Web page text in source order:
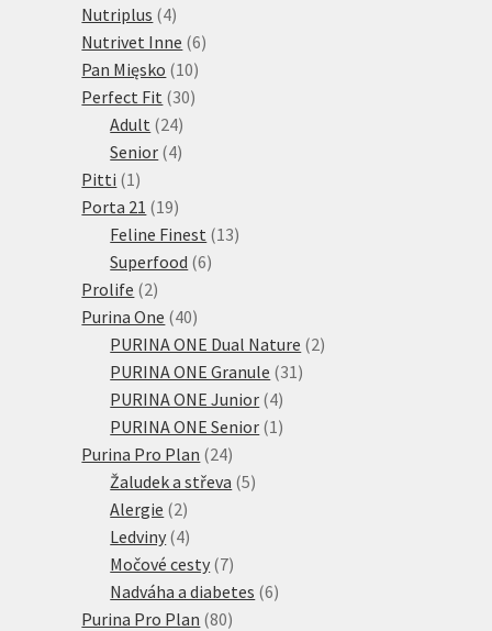
Nutriplus 44
produkty
Nutrivet Inne 66
Pan Mięsko 1010
produktů
Perfect Fit 3030
Adult 2424
produktů
Senior 44
Pitti 1 1
produkt
Porta 21 1919
produktů
Feline Finest 1313
Superfood 66
Prolife 22
produkty
Purina One 4040
produktů
PURINA ONE Dual Nature 22
PURINA ONE Granule 31 31
PURINA ONE Junior 44
produkty
PURINA ONE Senior 1 1
Purina Pro Plan 2424
produktů
Žaludek a střeva 55
Alergie 22
produkty
Ledviny 44
produkty
Močové cesty 77
produktů
Nadváha a diabetes 66
Purina Pro Plan 8080